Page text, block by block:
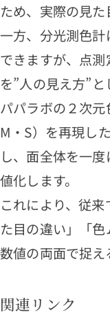
ため、実際の見た
一方、分光測色
できますが、点
を”人の見え方”と
パパラボの２次元
M・S）を再現し
し、面全体を一
値化します。
これにより、従
た目の違い」「
数値の両面で捉え
関連リンク